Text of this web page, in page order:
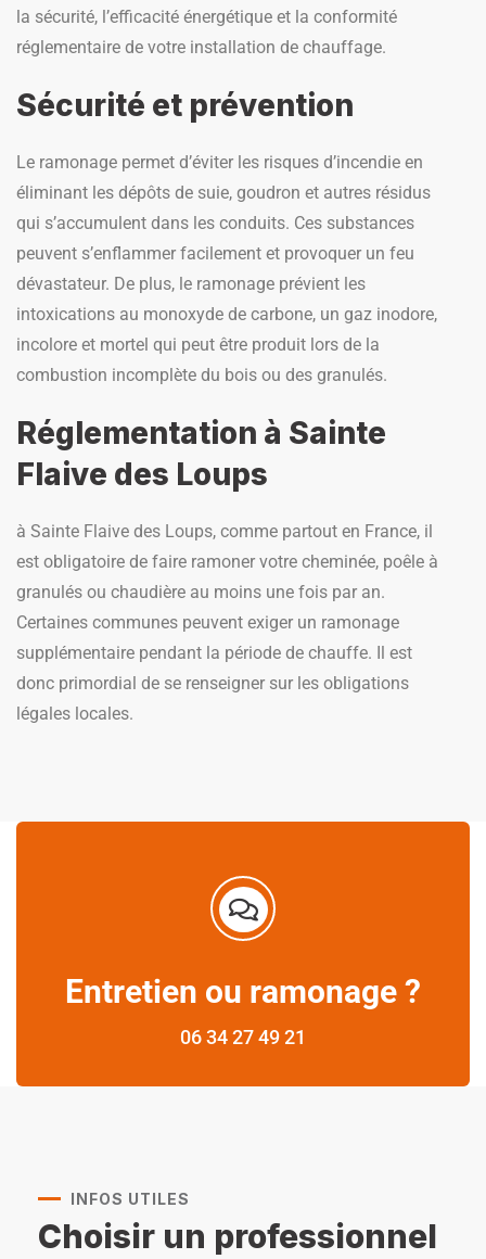
la sécurité, l’efficacité énergétique et la conformité
réglementaire de votre installation de chauffage.
Sécurité et prévention
Le ramonage permet d’éviter les risques d’incendie en
éliminant les dépôts de suie, goudron et autres résidus
qui s’accumulent dans les conduits. Ces substances
peuvent s’enflammer facilement et provoquer un feu
dévastateur. De plus, le ramonage prévient les
intoxications au monoxyde de carbone, un gaz inodore,
incolore et mortel qui peut être produit lors de la
combustion incomplète du bois ou des granulés.
Réglementation à Sainte
Flaive des Loups
à Sainte Flaive des Loups, comme partout en France, il
est obligatoire de faire ramoner votre cheminée, poêle à
granulés ou chaudière au moins une fois par an.
Certaines communes peuvent exiger un ramonage
supplémentaire pendant la période de chauffe. Il est
donc primordial de se renseigner sur les obligations
légales locales.
Entretien ou ramonage ?
06 34 27 49 21
INFOS UTILES
Choisir un professionnel